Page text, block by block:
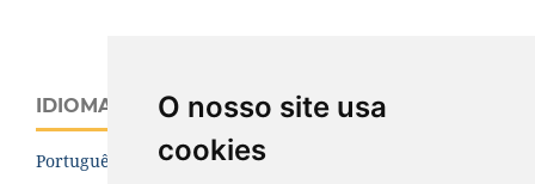
O nosso site usa
cookies
IDIOMA
Português (Brasil)